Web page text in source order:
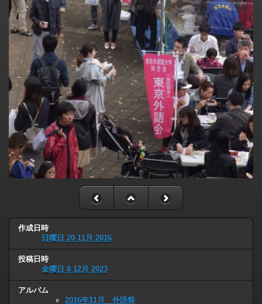
作成日時
日曜日 20 11月 2016
投稿日時
金曜日 8 12月 2023
アルバム
2016年11月 外語祭